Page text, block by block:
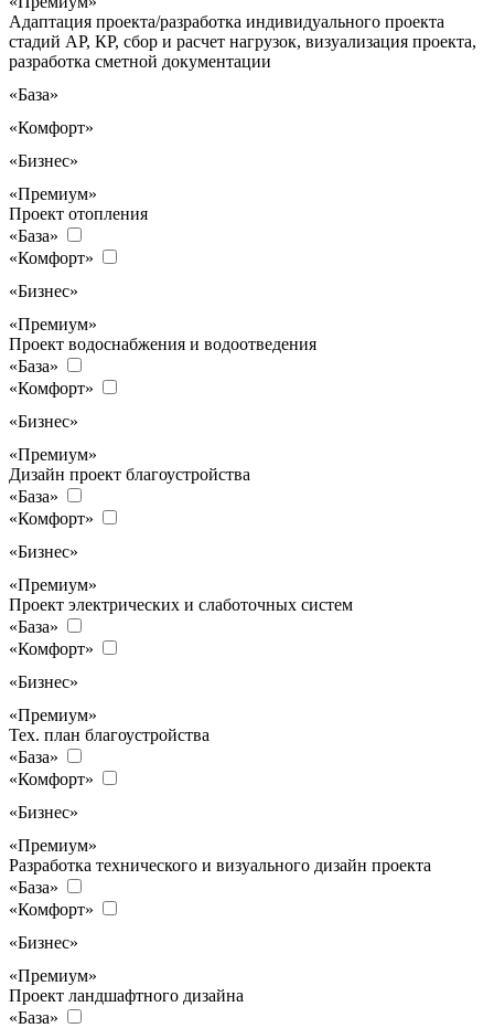
Адаптация проекта/разработка индивидуального проекта
стадий АР, КР, сбор и расчет нагрузок, визуализация проекта,
разработка сметной документации
«База»
«Комфорт»
«Бизнес»
«Премиум»
Проект отопления
«База»
«Комфорт»
«Бизнес»
«Премиум»
Проект водоснабжения и водоотведения
«База»
«Комфорт»
«Бизнес»
«Премиум»
Дизайн проект благоустройства
«База»
«Комфорт»
«Бизнес»
«Премиум»
Проект электрических и слаботочных систем
«База»
«Комфорт»
«Бизнес»
«Премиум»
Тех. план благоустройства
«База»
«Комфорт»
«Бизнес»
«Премиум»
Разработка технического и визуального дизайн проекта
«База»
«Комфорт»
«Бизнес»
«Премиум»
Проект ландшафтного дизайна
«База»